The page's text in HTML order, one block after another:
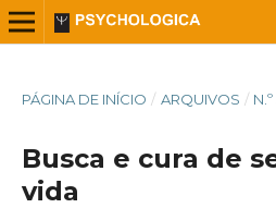
PÁGINA DE INÍCIO / ARQUIVOS /
Busca e cura de
vida